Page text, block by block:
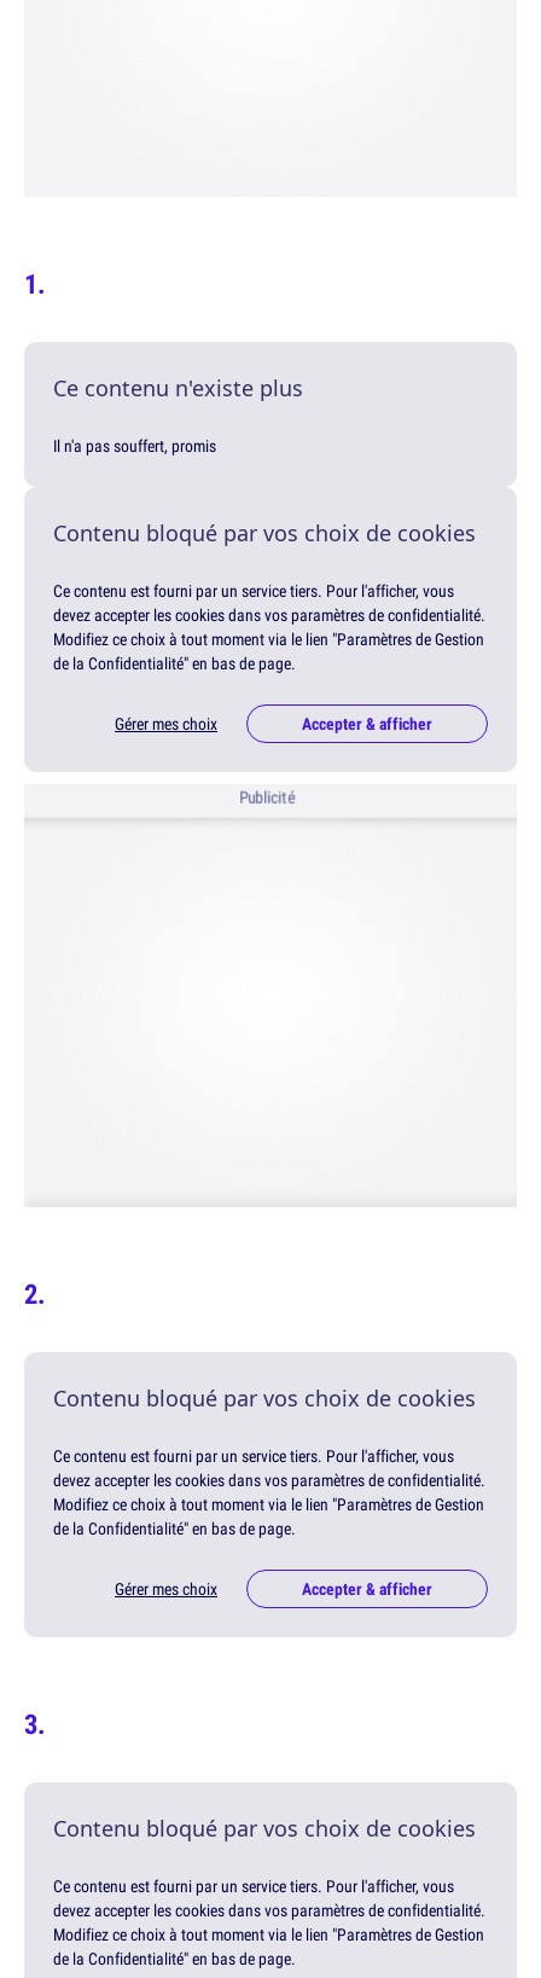
Ce contenu n'existe plus
Il n'a pas souffert, promis
Contenu bloqué par vos choix de cookies
Ce contenu est fourni par un service tiers. Pour l'afficher, vous
devez accepter les cookies dans vos paramètres de confidentialité.
Modifiez ce choix à tout moment via le lien "Paramètres de Gestion
de la Confidentialité" en bas de page.
Gérer mes choix Accepter & afficher
Publicité
Contenu bloqué par vos choix de cookies
Ce contenu est fourni par un service tiers. Pour l'afficher, vous
devez accepter les cookies dans vos paramètres de confidentialité.
Modifiez ce choix à tout moment via le lien "Paramètres de Gestion
de la Confidentialité" en bas de page.
Gérer mes choix Accepter & afficher
Contenu bloqué par vos choix de cookies
Ce contenu est fourni par un service tiers. Pour l'afficher, vous
devez accepter les cookies dans vos paramètres de confidentialité.
Modifiez ce choix à tout moment via le lien "Paramètres de Gestion
de la Confidentialité" en bas de page.